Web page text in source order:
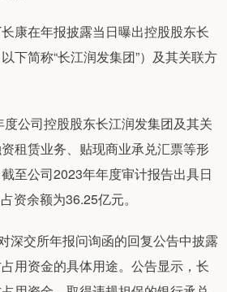
在年报披露当日曝出控股股东长
下简称“长江润发集团”）及其关联方
公司控股股东长江润发集团及其关
租赁业务、贴现商业承兑汇票等形
至公司2023年年度审计报告出具日
资余额为36.25亿元。
交所年报问询函的回复公告中披露
用资金的具体用途。公告显示，长